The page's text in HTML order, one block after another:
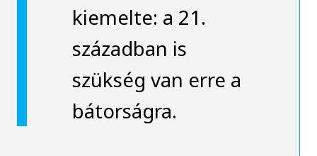
kiemelte: a 21.
században is
szükség van erre a
bátorságra.